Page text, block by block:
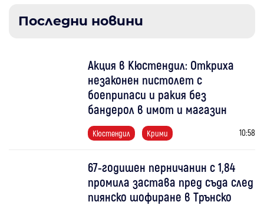
Последни новини
Акция в Кюстендил: Откриха
незаконен пистолет с
боеприпаси и ракия без
бандерол в имот и магазин
Кюстендил Крими 10:58
67-годишен перничанин с 1,84
промила застава пред съда след
пиянско шофиране в Трънско